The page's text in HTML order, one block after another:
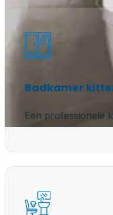
Badkamer
Een professionele